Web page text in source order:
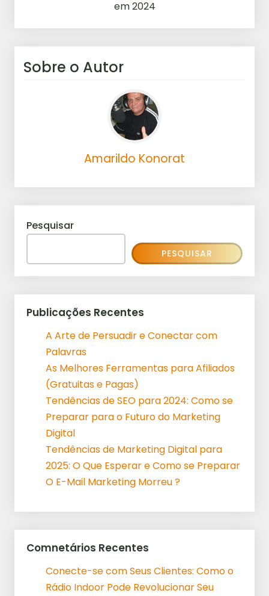
em 2024
Sobre o Autor
Amarildo Konorat
Pesquisar
PESQUISAR
Publicações Recentes
A Arte de Persuadir e Conectar com
Palavras
As Melhores Ferramentas para Afiliados
(Gratuitas e Pagas)
Tendências de SEO para 2024: Como se
Preparar para o Futuro do Marketing
Digital
Tendências de Marketing Digital para
2025: O Que Esperar e Como se Preparar
O E-Mail Marketing Morreu ?
Comnetários Recentes
Conecte-se com Seus Clientes: Como o
Rádio Indoor Pode Revolucionar Seu